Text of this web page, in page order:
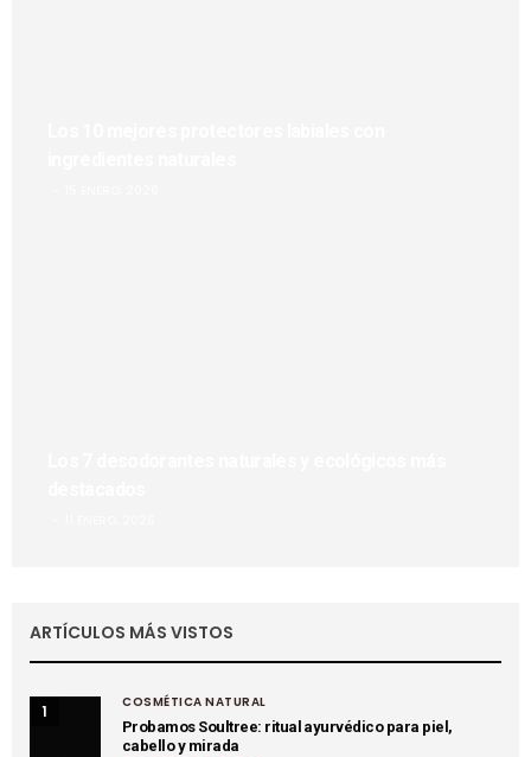
ARTÍCULOS MÁS VISTOS
1
COSMÉTICA NATURAL
Probamos Soultree: ritual ayurvédico para piel,
cabello y mirada